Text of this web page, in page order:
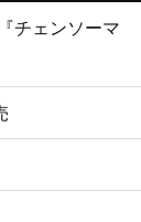
チェンソーマ